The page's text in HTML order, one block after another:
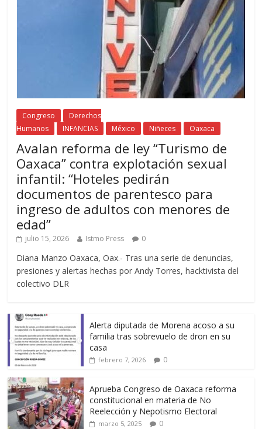
Congreso
Derechos
Humanos
INFANCIAS México Niñeces Oaxaca
Avalan reforma de ley “Turismo de
Oaxaca” contra explotación sexual
infantil: “Hoteles pedirán
documentos de parentesco para
ingreso de adultos con menores de
edad”
julio 15, 2026 Istmo Press 0
Diana Manzo Oaxaca, Oax.- Tras una serie de denuncias,
presiones y alertas hechas por Andy Torres, hacktivista del
colectivo DLR
Alerta diputada de Morena acoso a su
familia tras sobrevuelo de dron en su
casa
febrero 7, 2026 0
Aprueba Congreso de Oaxaca reforma
constitucional en materia de No
Reelección y Nepotismo Electoral
marzo 5, 2025 0